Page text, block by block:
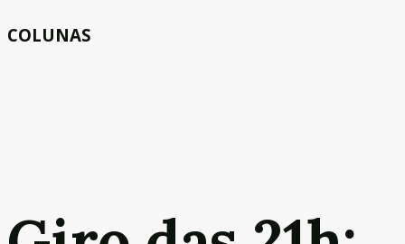
COLUNAS